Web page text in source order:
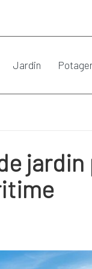
Jardin
jardin